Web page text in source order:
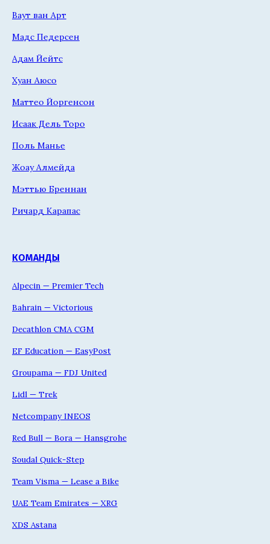
Ваут ван Арт
Мадс Педерсен
Адам Йейтс
Хуан Аюсо
Маттео Йоргенсон
Исаак Дель Торо
Поль Манье
Жоау Алмейда
Мэттью Бреннан
Ричард Карапас
КОМАНДЫ
Alpecin — Premier Tech
Bahrain — Victorious
Decathlon CMA CGM
EF Education — EasyPost
Groupama — FDJ United
Lidl — Trek
Netcompany INEOS
Red Bull — Bora — Hansgrohe
Soudal Quick-Step
Team Visma — Lease a Bike
UAE Team Emirates — XRG
XDS Astana